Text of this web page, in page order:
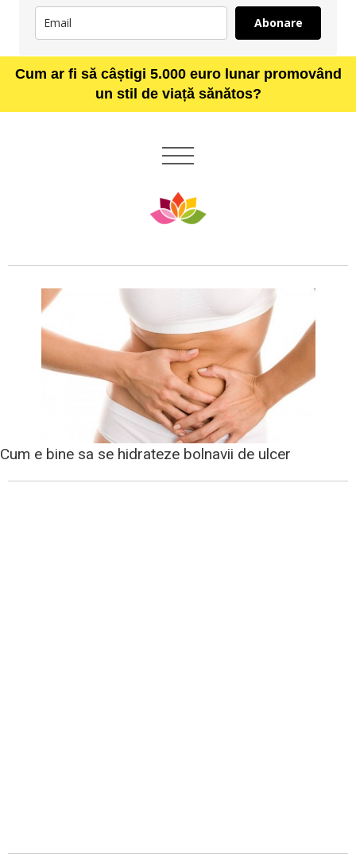
Abonare
Cum ar fi să câștigi 5.000 euro lunar promovând
un stil de viață sănătos?
Cum e bine sa se hidrateze bolnavii de ulcer